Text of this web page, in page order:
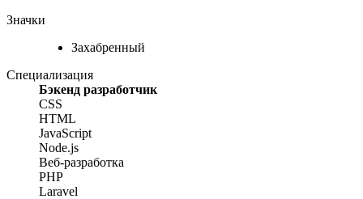
Значки
Захабренный
Специализация
Бэкенд разработчик
CSS
HTML
JavaScript
Node.js
Веб-разработка
PHP
Laravel